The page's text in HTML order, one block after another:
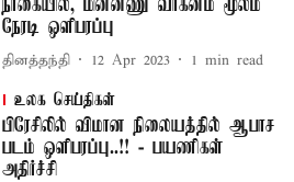
நாகையில், மின்னணு வாகனம் மூலம்
நேரடி ஒளிபரப்பு
தினத்தந்தி 12 Apr 2023 1 min read
உலக செய்திகள்
பிரேசிலில் விமான நிலையத்தில் ஆபாச
படம் ஒளிபரப்பு..!! - பயணிகள்
அதிர்ச்சி